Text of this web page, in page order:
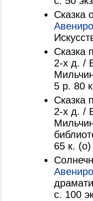
Сказка
Сказка
2-х д. /
5 р. 80
Сказка
2-х д. /
65 к. (о)
с. 100